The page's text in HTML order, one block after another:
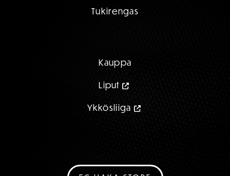
Tukirengas
Kauppa
Liput
Ykkösliiga